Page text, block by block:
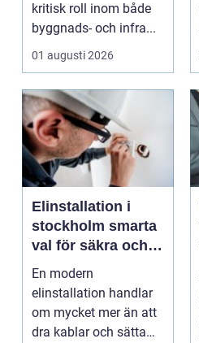
kritisk roll inom både
byggnads- och infra...
01 augusti 2026
Elinstallation i
stockholm smarta
val för säkra och
energieffektiva
fastigheter
En modern
elinstallation handlar
om mycket mer än att
dra kablar och sätta